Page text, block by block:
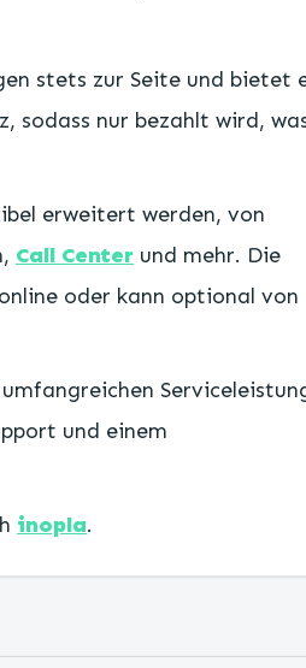
stets zur Seite und bietet
sodass nur bezahlt wird,
erweitert werden, von
Call Center und mehr. Die
oder kann optional von
und einem
inopla.